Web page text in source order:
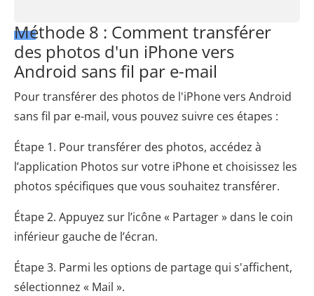
Méthode 8 : Comment transférer
des photos d'un iPhone vers
Android sans fil par e-mail
Pour transférer des photos de l'iPhone vers Android
sans fil par e-mail, vous pouvez suivre ces étapes :
Étape 1. Pour transférer des photos, accédez à
l’application Photos sur votre iPhone et choisissez les
photos spécifiques que vous souhaitez transférer.
Étape 2. Appuyez sur l’icône « Partager » dans le coin
inférieur gauche de l’écran.
Étape 3. Parmi les options de partage qui s'affichent,
sélectionnez « Mail ».